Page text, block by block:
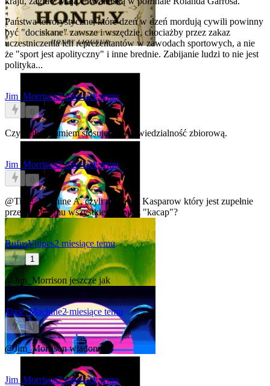
Państwa terrorystyczne, które dzeń w dzeń mordują cywili powinny
być "dociskane" zawsze i wszędzie, chociażby przez zakaz
uczestniczenia ich reprezentantów w zawodach sportowych, a nie
że "sport jest apolityczny" i inne brednie. Zabijanie ludzi to nie jest
polityka...
Jim_Morrison2 miesiące temu
0
Czyli jak rozumiem stosujesz odpowiedzialność zbiorową.
Jim_Morrison2 miesiące temu
0
@Time_MachineA, czyli np. Garri Kasparow który jest zupełnie
przeciwny temu wszystkiemu to też "kacap"?
RufusVulpes2 miesiące temu
1
@Jim_Morrison jeszcze jak
Time_Machine2 miesiące temu
0
@Jim_Morrisonwiadomix
Jim_Morrison2 miesiące temu